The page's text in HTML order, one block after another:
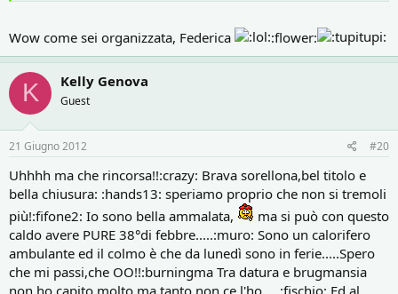
Wow come sei organizzata, Federica :flower:
K Kelly Genova
Guest
21 Giugno 2012 #20
Uhhhh ma che rincorsa!!:crazy: Brava sorellona,bel titolo e
bella chiusura: :hands13: speriamo proprio che non si tremoli
più!:fifone2: Io sono bella ammalata,
ma si può con questo
caldo avere PURE 38°di febbre.....:muro: Sono un calorifero
ambulante ed il colmo è che da lunedì sono in ferie.....Spero
che mi passi,che OO!!:burningma Tra datura e brugmansia
non ho capito molto,ma tanto non ce l'ho.....:fischio: Ed al